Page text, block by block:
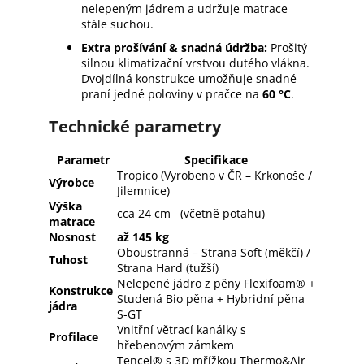
nelepeným jádrem a udržuje matrace
stále suchou.
Extra prošívání & snadná údržba: Prošitý
silnou klimatizační vrstvou dutého vlákna.
Dvojdílná konstrukce umožňuje snadné
praní jedné poloviny v pračce na 60 °C.
Technické parametry
Parametr
Specifikace
Výrobce
Tropico (Vyrobeno v ČR – Krkonoše /
Jilemnice)
Výška
matrace
cca 24 cm (včetně potahu)
Nosnost
až 145 kg
Tuhost
Oboustranná – Strana Soft (měkčí) /
Strana Hard (tužší)
Konstrukce
jádra
Nelepené jádro z pěny Flexifoam® +
Studená Bio pěna + Hybridní pěna
S-GT
Profilace
Vnitřní větrací kanálky s
hřebenovým zámkem
Tencel® s 3D mřížkou Thermo&Air